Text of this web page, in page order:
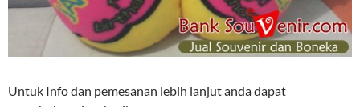
Untuk Info dan pemesanan lebih lanjut anda dapat